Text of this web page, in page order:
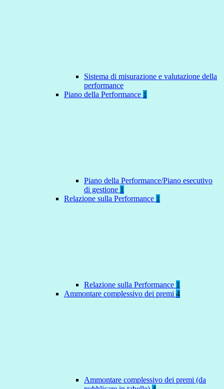
Sistema di misurazione e valutazione della
performance
Piano della Performance 1
Piano della Performance/Piano esecutivo
di gestione 1
Relazione sulla Performance 1
Relazione sulla Performance 1
Ammontare complessivo dei premi 4
Ammontare complessivo dei premi (da